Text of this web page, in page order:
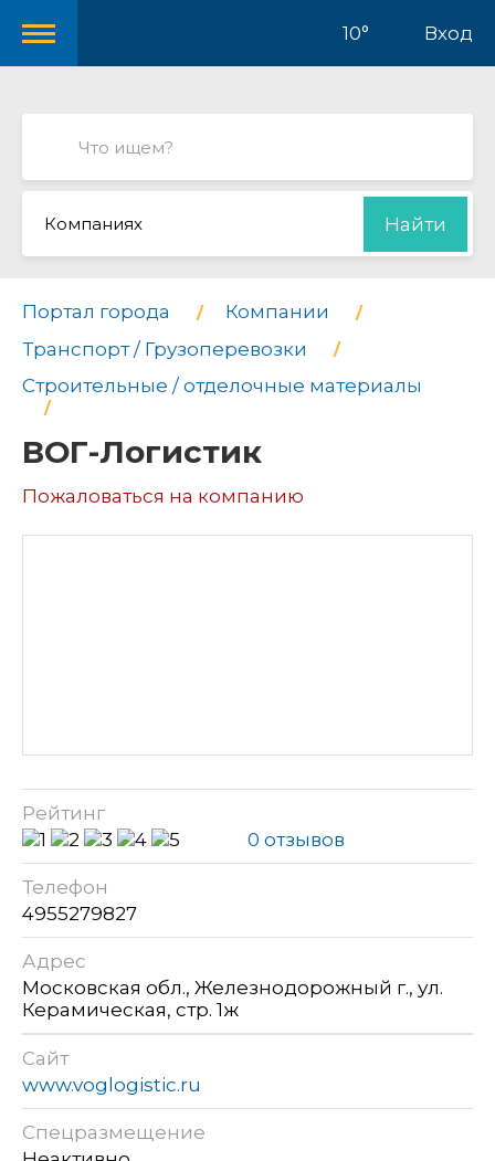
10° Вход
Компаниях Найти
Портал города
Компании
Транспорт / Грузоперевозки
Строительные / отделочные материалы
ВОГ-Логистик
Пожаловаться на компанию
Рейтинг
0 отзывов
Телефон
4955279827
Адрес
Московская обл., Железнодорожный г., ул.
Керамическая, стр. 1ж
Сайт
www.voglogistic.ru
Спецразмещение